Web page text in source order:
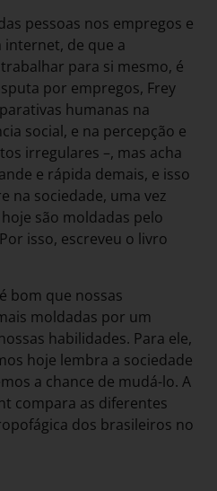
pessoas nos empregos e
internet, de que a
para si mesmo, é
por empregos, Frey
humanas na
social, e na percepção e
irregulares –, mas acha
e rápida demais, e isso
na sociedade, uma vez
são moldadas pelo
isso, escreveu o livro
bom que nossas
moldadas por um
habilidades. Para ele,
hoje lembra a sociedade
a chance de mudá-lo. A
compara as diferentes
dos brasileiros no